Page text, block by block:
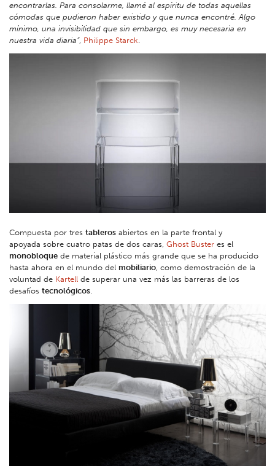
encontrarlas. Para consolarme, llamé al espíritu de todas aquellas
cómodas que pudieron haber existido y que nunca encontré. Algo
mínimo, una invisibilidad que sin embargo, es muy necesaria en
nuestra vida diaria”, Philippe Starck.
Compuesta por tres tableros abiertos en la parte frontal y
apoyada sobre cuatro patas de dos caras, Ghost Buster es el
monobloque de material plástico más grande que se ha producido
hasta ahora en el mundo del mobiliario, como demostración de la
voluntad de Kartell de superar una vez más las barreras de los
desafíos tecnológicos.